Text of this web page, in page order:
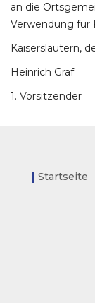
an die
Verwendung für
Kaiserslautern,
Heinrich Graf
1. Vorsitzender
Startseite